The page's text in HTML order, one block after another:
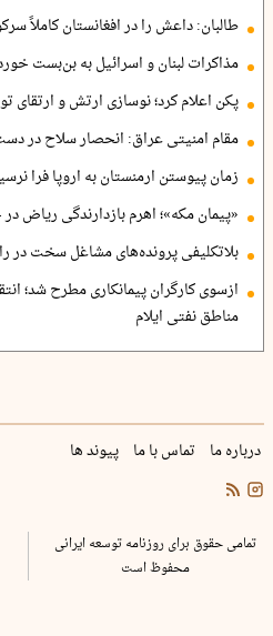
طالبان: داعش را در افغانستان کاملاً
مذاکرات لبنان و اسرائیل به بن‌بست
پکن اعلام کرد؛ نوسازی ارتش و ارتقای
مقام امنیتی عراق: انحصار سلاح
زمان پیوستن ارمنستان به اروپا فرا
«پیمان مکه»؛ اهرم بازدارندگی ریاض
بلاتکلیفی پرونده‌های مشاغل سخت در
ازسوی کارگران پیمانکاری مطرح شد؛
مناطق نفتی ایلام
درباره ما تماس با ما پیوند ها
تمامی حقوق برای روزنامه توسعه ایرانی
محفوظ است